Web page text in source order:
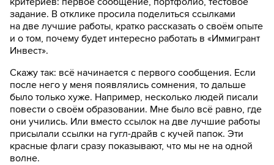
задание. В отклике просила поделиться ссылками
на две лучшие работы, кратко рассказать о своём опыте
и о том, почему будет интересно работать в «Иммигрант
Инвест».
Скажу так: всё начинается с первого сообщения. Если
после него у меня появлялись сомнения, то дальше
было только хуже. Например, несколько людей писали
повести о своём образовании. Мне было всё равно, где
они учились. Или вместо ссылок на две лучшие работы
присылали ссылки на гугл-драйв с кучей папок. Эти
красные флаги сразу показывают, что мы не на одной
волне.